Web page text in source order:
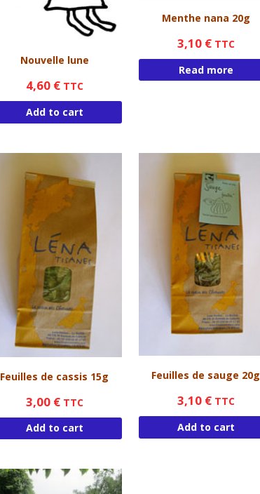
Nouvelle lune
4,60 € TTC
Add to cart
Menthe nana 20g
3,10 € TTC
Read more
Feuilles de cassis 15g
3,00 € TTC
Add to cart
Feuilles de sauge 20g
3,10 € TTC
Add to cart